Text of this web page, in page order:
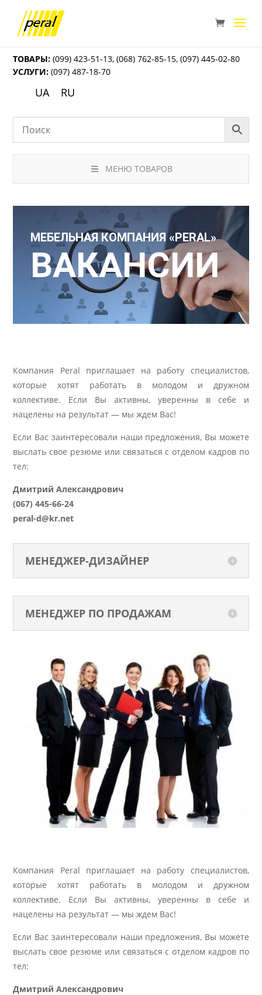
ТОВАРЫ: (099) 423-51-13,(068) 762-85-15,(097) 445-02-80
УСЛУГИ: (097) 487-18-70
UA RU
МЕНЮ ТОВАРОВ
МЕБЕЛЬНАЯ КОМПАНИЯ «PERAL»
ВАКАНСИИ
Компания Peral приглашает на работу специалистов,
которые хотят работать в молодом и дружном
коллективе. Если Вы активны, уверенны в себе и
нацелены на результат — мы ждем Вас!
Если Вас заинтересовали наши предложения, Вы можете
выслать свое резюме или связаться с отделом кадров по
тел:
Дмитрий Александрович
(067) 445-66-24
peral-d@kr.net
МЕНЕДЖЕР-ДИЗАЙНЕР
МЕНЕДЖЕР ПО ПРОДАЖАМ
Компания Peral приглашает на работу специалистов,
которые хотят работать в молодом и дружном
коллективе. Если Вы активны, уверенны в себе и
нацелены на результат — мы ждем Вас!
Если Вас заинтересовали наши предложения, Вы можете
выслать свое резюме или связаться с отделом кадров по
тел:
Дмитрий Александрович